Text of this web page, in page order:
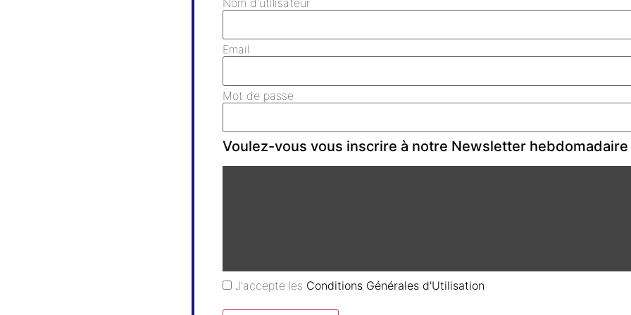
Email
Mot de passe
Voulez-vous vous inscrire à notre Newsletter hebdomadaire
J'accepte les Conditions Générales d'Utilisation